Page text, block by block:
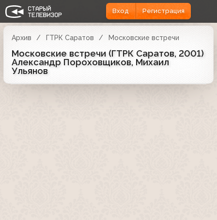
Вход Регистрация
Архив ГТРК Саратов Московские встречи
Московские встречи (ГТРК Саратов, 2001)
Александр Пороховщиков, Михаил
Ульянов